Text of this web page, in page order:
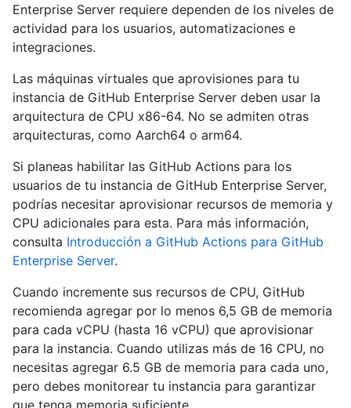
Enterprise Server requiere dependen de los niveles de
actividad para los usuarios, automatizaciones e
integraciones.
Las máquinas virtuales que aprovisiones para tu
instancia de GitHub Enterprise Server deben usar la
arquitectura de CPU x86-64. No se admiten otras
arquitecturas, como Aarch64 o arm64.
Si planeas habilitar las GitHub Actions para los
usuarios de tu instancia de GitHub Enterprise Server,
podrías necesitar aprovisionar recursos de memoria y
CPU adicionales para esta. Para más información,
consulta Introducción a GitHub Actions para GitHub
Enterprise Server.
Cuando incremente sus recursos de CPU, GitHub
recomienda agregar por lo menos 6,5 GB de memoria
para cada vCPU (hasta 16 vCPU) que aprovisionar
para la instancia. Cuando utilizas más de 16 CPU, no
necesitas agregar 6.5 GB de memoria para cada uno,
pero debes monitorear tu instancia para garantizar